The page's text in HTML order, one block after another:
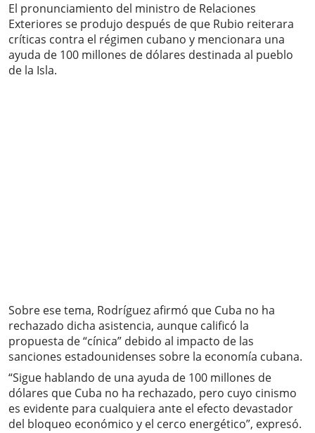
El pronunciamiento del ministro de Relaciones
Exteriores se produjo después de que Rubio reiterara
críticas contra el régimen cubano y mencionara una
ayuda de 100 millones de dólares destinada al pueblo
de la Isla.
Sobre ese tema, Rodríguez afirmó que Cuba no ha
rechazado dicha asistencia, aunque calificó la
propuesta de “cínica” debido al impacto de las
sanciones estadounidenses sobre la economía cubana.
“Sigue hablando de una ayuda de 100 millones de
dólares que Cuba no ha rechazado, pero cuyo cinismo
es evidente para cualquiera ante el efecto devastador
del bloqueo económico y el cerco energético”, expresó.